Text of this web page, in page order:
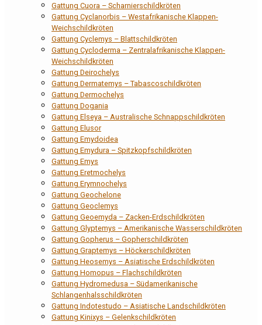
Gattung Cuora – Scharnierschildkröten
Gattung Cyclanorbis – Westafrikanische Klappen-
Weichschildkröten
Gattung Cyclemys – Blattschildkröten
Gattung Cycloderma – Zentralafrikanische Klappen-
Weichschildkröten
Gattung Deirochelys
Gattung Dermatemys – Tabascoschildkröten
Gattung Dermochelys
Gattung Dogania
Gattung Elseya – Australische Schnappschildkröten
Gattung Elusor
Gattung Emydoidea
Gattung Emydura – Spitzkopfschildkröten
Gattung Emys
Gattung Eretmochelys
Gattung Erymnochelys
Gattung Geochelone
Gattung Geoclemys
Gattung Geoemyda – Zacken-Erdschildkröten
Gattung Glyptemys – Amerikanische Wasserschildkröten
Gattung Gopherus – Gopherschildkröten
Gattung Graptemys – Höckerschildkröten
Gattung Heosemys – Asiatische Erdschildkröten
Gattung Homopus – Flachschildkröten
Gattung Hydromedusa – Südamerikanische
Schlangenhalsschildkröten
Gattung Indotestudo – Asiatische Landschildkröten
Gattung Kinixys – Gelenkschildkröten